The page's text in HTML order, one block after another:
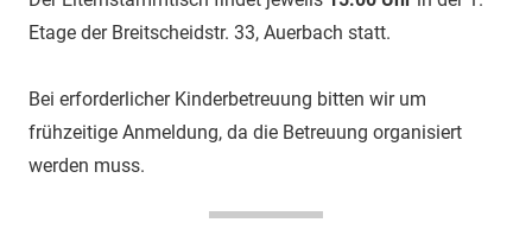
Etage der Breitscheidstr. 33, Auerbach statt.
Bei erforderlicher Kinderbetreuung bitten wir um
frühzeitige Anmeldung, da die Betreuung organisiert
werden muss.